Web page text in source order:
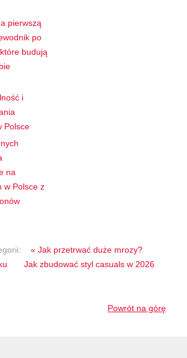
pierwszą
po
budują
i
Polsce
na
w Polsce z
« Jak przetrwać duże mrozy?
Jak zbudować styl casuals w 2026
Powrót na górę